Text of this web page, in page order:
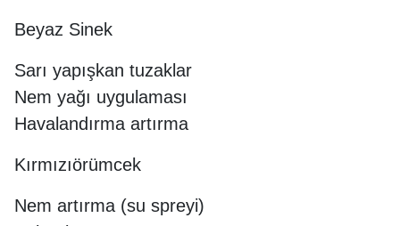
Beyaz Sinek
Sarı yapışkan tuzaklar
Nem yağı uygulaması
Havalandırma artırma
Kırmızıörümcek
Nem artırma (su spreyi)